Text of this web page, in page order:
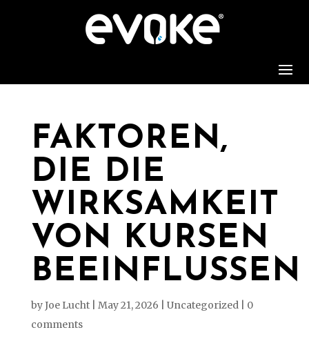
FAKTOREN,
DIE DIE
WIRKSAMKEIT
VON KURSEN
BEEINFLUSSEN
byJoe Lucht| May 21, 2026 Uncategorized| 0
comments